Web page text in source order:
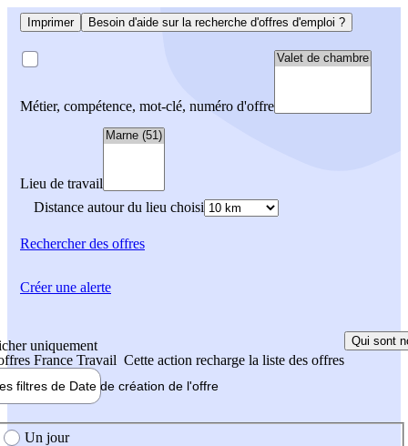
Imprimer Besoin d'aide sur la recherche d'offres d'emploi ?
Métier, compétence, mot-clé, numéro d'offre
Lieu de travail
Distance autour du lieu choisi
Rechercherdes offres
uniquement
France Travail Cette action recharge la liste des offres
Qui sont
filtres de Date de création de l'offre
création de l'offre
Un jour
Créer une alerte